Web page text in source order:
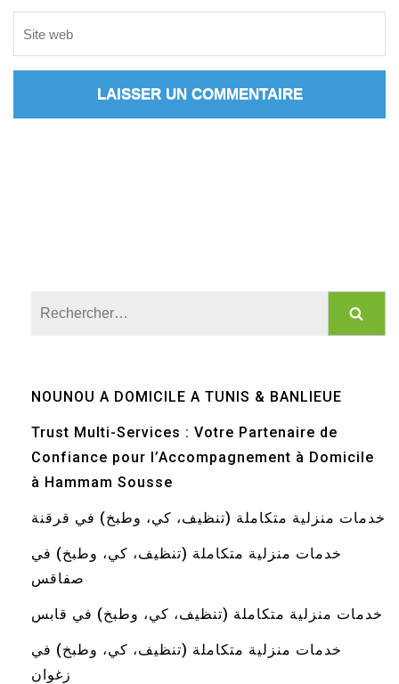
NOUNOU A DOMICILE A TUNIS & BANLIEUE
Trust Multi-Services : Votre Partenaire de
Confiance pour l’Accompagnement à Domicile
à Hammam Sousse
خدمات منزلية متكاملة (تنظيف، كي، وطبخ) في قرقنة
خدمات منزلية متكاملة (تنظيف، كي، وطبخ) في
صفاقس
خدمات منزلية متكاملة (تنظيف، كي، وطبخ) في قابس
خدمات منزلية متكاملة (تنظيف، كي، وطبخ) في
زغوان